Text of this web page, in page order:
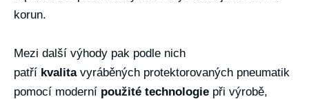
korun.
Mezi další výhody pak podle nich
patří kvalitavyráběných protektorovaných pneumatik
pomocí moderní použité technologie při výrobě,